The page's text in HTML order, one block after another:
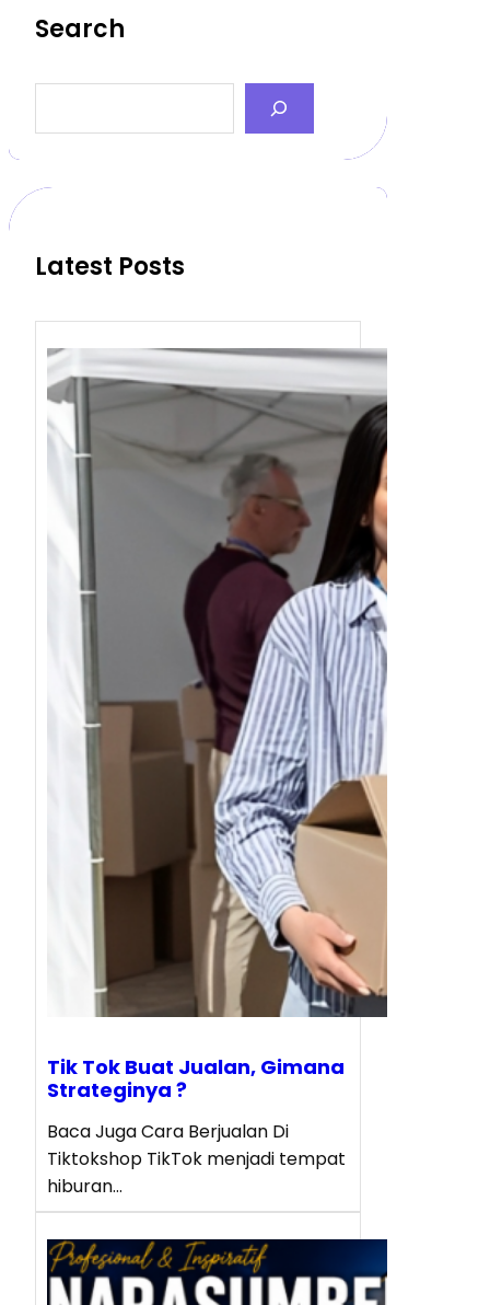
Search
a
c
Latest Posts
Tik Tok Buat Jualan, Gimana
Strateginya ?
Baca Juga Cara Berjualan Di
Tiktokshop TikTok menjadi tempat
hiburan…